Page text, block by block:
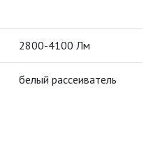
НАПРЯЖЕНИЯ
2800-4100 Лм
белый рассеиватель